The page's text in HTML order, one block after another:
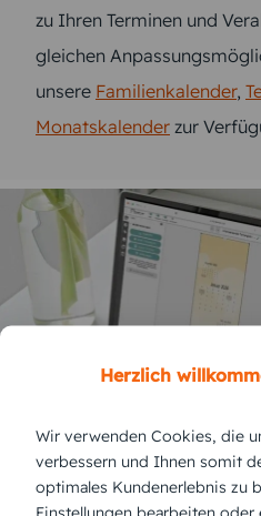
zu Ihren Terminen und
gleichen
unsere Familienkalender,
Monatskalender zur
Herzlich
Wir verwenden Cookies, die
verbessern und Ihnen somit
optimales Kundenerlebnis zu
Einstellungen bearbeiten oder